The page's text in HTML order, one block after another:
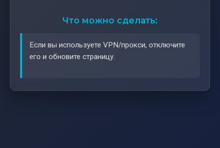
Что можно сделать:
Если вы используете VPN/прокси, отключите
его и обновите страницу.